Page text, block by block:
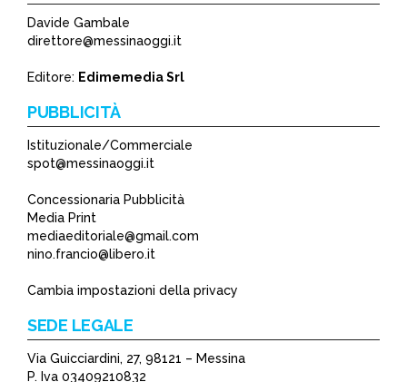
Davide Gambale
direttore@messinaoggi.it
Editore: Edimemedia Srl
PUBBLICITÀ
Istituzionale/Commerciale
spot@messinaoggi.it
Concessionaria Pubblicità
Media Print
mediaeditoriale@gmail.com
nino.francio@libero.it
Cambia impostazioni della privacy
SEDE LEGALE
Via Guicciardini, 27, 98121 – Messina
P. Iva 03409210832